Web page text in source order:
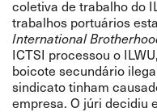
coletiva de trabalho do
trabalhos portuários
International
ICTSI processou o
boicote secundário
sindicato tinham
empresa. O júri decidiu